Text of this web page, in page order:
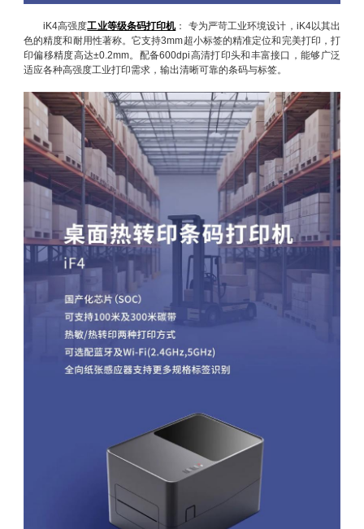
iK4高强度工业等级条码打印机： 专为严苛工业环境设计，iK4以其出
色的精度和耐用性著称。它支持3mm超小标签的精准定位和完美打印，打
印偏移精度高达±0.2mm。配备600dpi高清打印头和丰富接口，能够广泛
适应各种高强度工业打印需求，输出清晰可靠的条码与标签。